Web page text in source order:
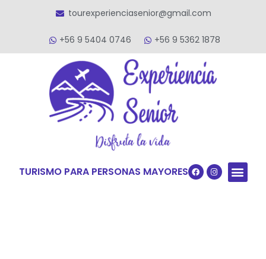
tourexperienciasenior@gmail.com
+56 9 5404 0746 +56 9 5362 1878
TURISMO PARA PERSONAS MAYORES